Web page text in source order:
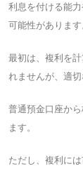
利息を付ける能
可能性があります
最初は、複利を
れませんが、適
普通預金口座か
ます。
ただし、複利に